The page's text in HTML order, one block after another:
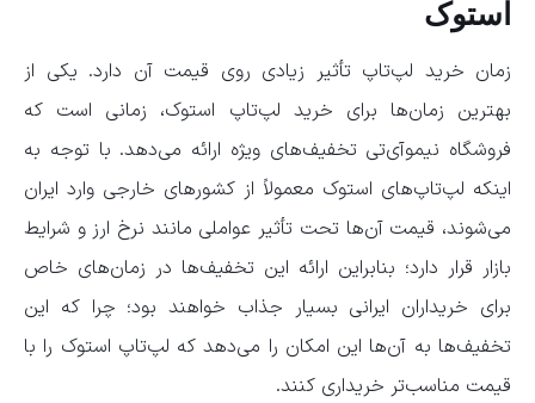
استوک
زمان خرید لپ‌تاپ تأثیر زیادی روی قیمت آن دارد. یکی از
بهترین زمان‌ها برای خرید لپ‌تاپ استوک، زمانی است که
فروشگاه نیموآی‌تی تخفیف‌های ویژه ارائه می‌دهد. با توجه به
اینکه لپ‌تاپ‌های استوک معمولاً از کشورهای خارجی وارد ایران
می‌شوند، قیمت آن‌ها تحت تأثیر عواملی مانند نرخ ارز و شرایط
بازار قرار دارد؛ بنابراین ارائه این تخفیف‌ها در زمان‌های خاص
برای خریداران ایرانی بسیار جذاب خواهند بود؛ چرا که این
تخفیف‌ها به آن‌ها این امکان را می‌دهد که لپ‌تاپ استوک را با
قیمت مناسب‌تر خریداری کنند.